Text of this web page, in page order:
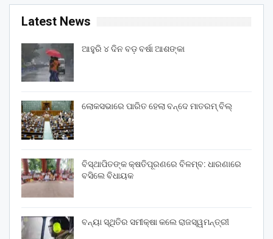
Latest News
ଆହୁରି ୪ ଦିନ ବଡ଼ ବର୍ଷା ଆଶଙ୍କା
ଲୋକସଭାରେ ପାରିତ ହେଲା ବନ୍ଦେ ମାତରମ୍‌ ବିଲ୍‌
ବିସ୍ଥାପିତଙ୍କ କ୍ଷତିପୂରଣରେ ବିଳମ୍ବ: ଧାରଣାରେ
ବସିଲେ ବିଧାୟକ
ବନ୍ୟା ସ୍ଥିତିର ସମୀକ୍ଷା କଲେ ରାଜସ୍ୱମନ୍ତ୍ରୀ